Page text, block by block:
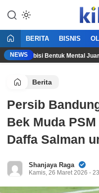
BERITA BISNIS
NEWS
Ambisi Bentuk Mental Juara
Berita
Persib
Bek Muda
Daffa Salman
Shanjaya Raga
Kamis, 26 Maret 2026 -